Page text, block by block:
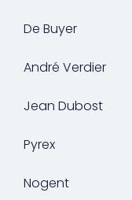
De Buyer
André Verdier
Jean Dubost
Pyrex
Nogent